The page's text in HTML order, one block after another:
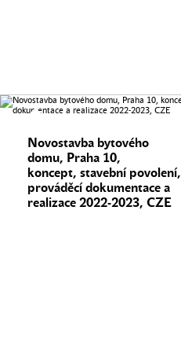
Novostavba bytového
domu, Praha 10,
koncept, stavební povolení,
prováděcí dokumentace a
realizace 2022-2023, CZE